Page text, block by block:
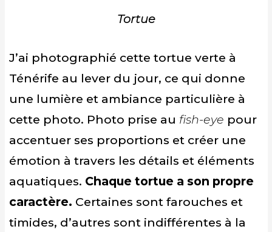
Tortue
J’ai photographié cette tortue verte à
Ténérife au lever du jour, ce qui donne
une lumière et ambiance particulière à
cette photo. Photo prise au fish-eye pour
accentuer ses proportions et créer une
émotion à travers les détails et éléments
aquatiques. Chaque tortue a son propre
caractère. Certaines sont farouches et
timides, d’autres sont indifférentes à la